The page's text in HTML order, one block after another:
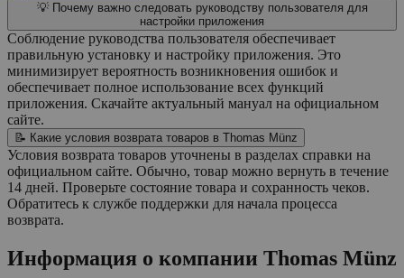
💡 Почему важно следовать руководству пользователя для
настройки приложения
Соблюдение руководства пользователя обеспечивает
правильную установку и настройку приложения. Это
минимизирует вероятность возникновения ошибок и
обеспечивает полное использование всех функций
приложения. Скачайте актуальный мануал на официальном
сайте.
📝 Какие условия возврата товаров в Thomas Münz
Условия возврата товаров уточнены в разделах справки на
официальном сайте. Обычно, товар можно вернуть в течение
14 дней. Проверьте состояние товара и сохранность чеков.
Обратитесь к службе поддержки для начала процесса
возврата.
Информация о компании Thomas Münz